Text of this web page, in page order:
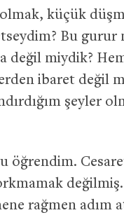
küçük
Bu gurur
değil miydik?
ibaret değil
şeyler
öğrendim.
rağmen adım